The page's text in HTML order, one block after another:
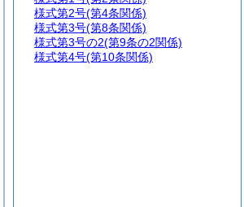
様式第2号(第4条関係)
様式第3号(第8条関係)
様式第3号の2(第9条の2関係)
様式第4号(第10条関係)